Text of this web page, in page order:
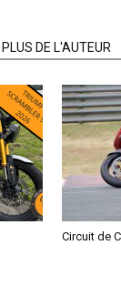
PLUS DE L'AUTEUR
Circuit de